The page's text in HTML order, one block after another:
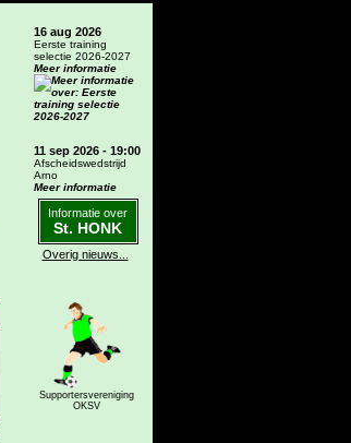
16 aug 2026
Eerste training
selectie 2026-2027
Meer informatie
11 sep 2026 - 19:00
Afscheidswedstrijd
Arno
Meer informatie
Informatie over
St. HONK
Overig nieuws...
Supportersvereniging
OKSV